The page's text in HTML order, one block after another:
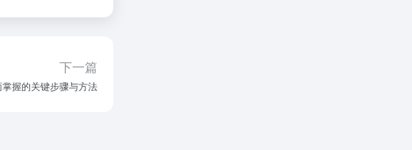
下一篇
握的关键步骤与方法